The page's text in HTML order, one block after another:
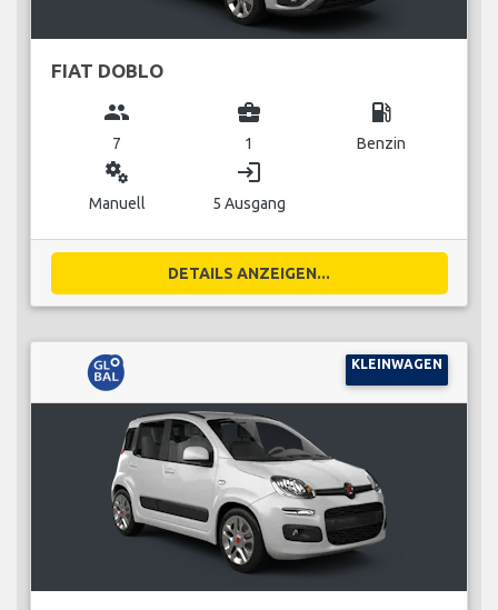
FIAT DOBLO
group
7
business_center
1
local_gas_station
Benzin
miscellaneous_services
Manuell
login
5 Ausgang
DETAILS ANZEIGEN...
KLEINWAGEN